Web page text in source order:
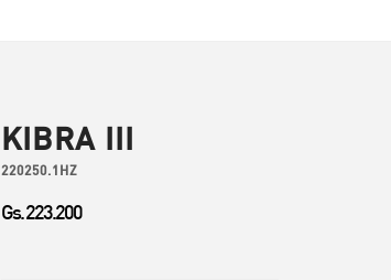
KIBRA III
220250.1HZ
Gs. 223.200